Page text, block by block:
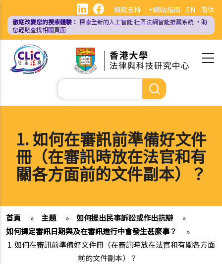
內
EN 简体
捐款支持 +網站指南
徹底改變您的搜索體驗： 探索全新的人工智能社區法網智能推薦系統 ，助
您輕鬆查找相關頁面
Search
1. 如何在審訊前準備好文件
冊（在審訊時放在法官和有
關各方面前的文件副本）？
首頁 » 主題 » 如何提出民事訴訟或作出抗辯
»
如何擇定審訊日期與及在審訊進行中會發生甚麼事？
»
1. 如何在審訊前準備好文件冊（在審訊時放在法官和有關各方面
前的文件副本）？